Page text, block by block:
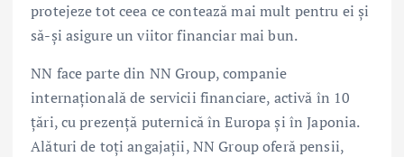
protejeze tot ceea ce contează mai mult pentru ei și
să-și asigure un viitor financiar mai bun.
NN face parte din NN Group, companie
internațională de servicii financiare, activă în 10
țări, cu prezenţă puternică în Europa și în Japonia.
Alături de toţi angajații, NN Group oferă pensii,